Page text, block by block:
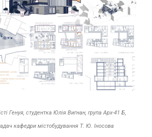
Генуя, студентка Юлія Вигнан, група Арх-41 Б,
кафедри містобудування Т. Ю. Іносова